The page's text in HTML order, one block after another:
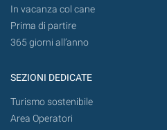
In vacanza col cane
Prima di partire
365 giorni all’anno
SEZIONI DEDICATE
Turismo sostenibile
Area Operatori